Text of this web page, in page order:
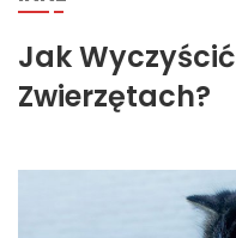
Jak
Zwierzętach?